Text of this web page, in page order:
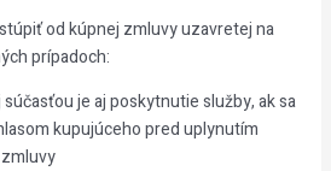
od kúpnej zmluvy uzavretej na
prípadoch:
je aj poskytnutie služby, ak sa
kupujúceho pred uplynutím